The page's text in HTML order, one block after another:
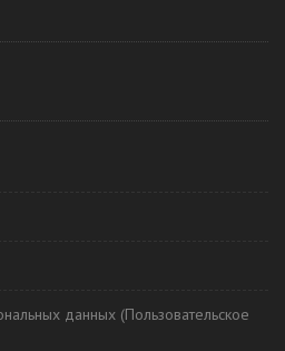
данных (Пользовательское